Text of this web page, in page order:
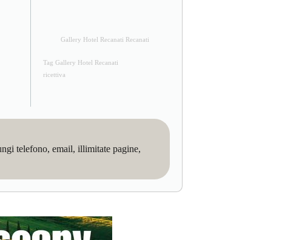
Gallery Hotel Recanati Recanati
Tag Gallery Hotel Recanati
ricettiva
telefono, email, illimitate pagine,